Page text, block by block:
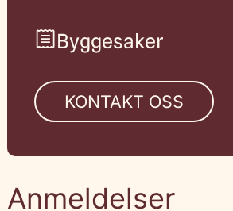
Byggesaker
KONTAKT OSS
Anmeldelser